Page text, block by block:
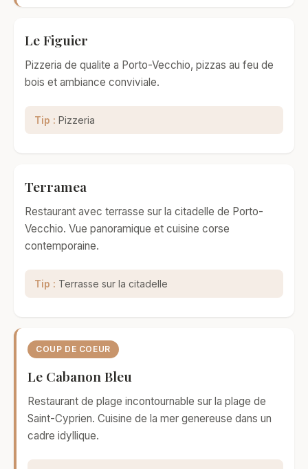
Le Figuier
Pizzeria de qualite a Porto-Vecchio, pizzas au feu de
bois et ambiance conviviale.
Tip : Pizzeria
Terramea
Restaurant avec terrasse sur la citadelle de Porto-
Vecchio. Vue panoramique et cuisine corse
contemporaine.
Tip : Terrasse sur la citadelle
COUP DE COEUR
Le Cabanon Bleu
Restaurant de plage incontournable sur la plage de
Saint-Cyprien. Cuisine de la mer genereuse dans un
cadre idyllique.